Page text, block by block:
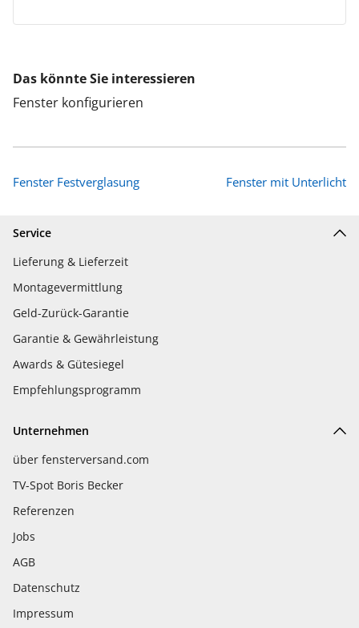
Das könnte Sie interessieren
Fenster konfigurieren
Fenster Festverglasung Fenster mit Unterlicht
Service
Lieferung & Lieferzeit
Montagevermittlung
Geld-Zurück-Garantie
Garantie & Gewährleistung
Awards & Gütesiegel
Empfehlungsprogramm
Unternehmen
über fensterversand.com
TV-Spot Boris Becker
Referenzen
Jobs
AGB
Datenschutz
Impressum